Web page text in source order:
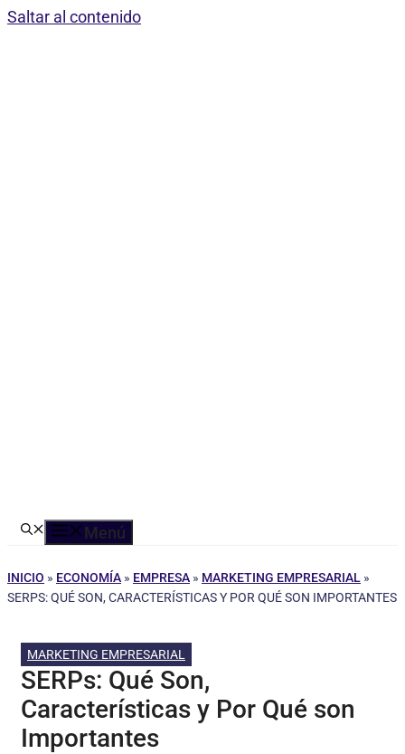
Saltar al contenido
Menú
INICIO » ECONOMÍA » EMPRESA » MARKETING EMPRESARIAL »
SERPS: QUÉ SON, CARACTERÍSTICAS Y POR QUÉ SON IMPORTANTES
MARKETING EMPRESARIAL
SERPs: Qué Son,
Características y Por Qué son
Importantes